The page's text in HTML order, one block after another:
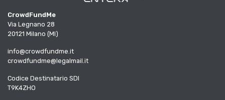
CrowdFundMe
Via Legnano 28
20121 Milano (MI)
info@crowdfundme.it
crowdfundme@legalmail.it
Codice Destinatario SDI
T9K4ZHO